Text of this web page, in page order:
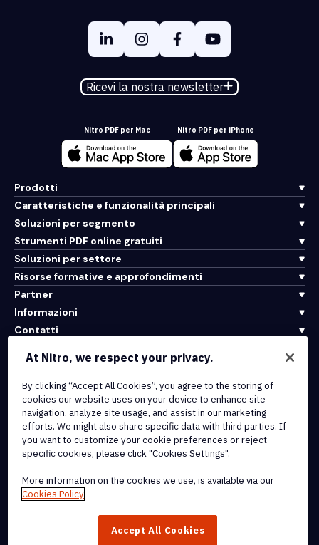
Ricevi la nostra newsletter
Nitro PDF per Mac Nitro PDF per iPhone
Prodotti
Caratteristiche e funzionalità principali
Soluzioni per segmento
Strumenti PDF online gratuiti
Soluzioni per settore
Risorse formative e approfondimenti
Partner
Informazioni
Contatti
Integrazioni e connettività API
Termini di servizio
Politica sui cookie
Politica sul copyright
Tutti i termini e le politiche
© 2026 Nitro Software, Inc. Tutti i diritti riservati.
Sign e Nitro Analytics sono marchi e/o marchi registrati di Nitro
At Nitro, we respect your privacy.
By clicking “Accept All Cookies”, you agree to the storing of
cookies our website uses on your device to enhance site
navigation, analyze site usage, and assist in our marketing
efforts. We might also share specific data with third parties. If
you want to customize your cookie preferences or reject
specific cookies, please click "Cookies Settings".
More information on the cookies we use, is available via our
Cookies Policy
Accept All Cookies